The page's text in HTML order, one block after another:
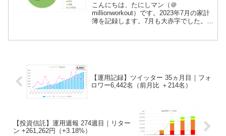
こんにちは、たにしマン（＠
millionworkout）です。2023年7月の家計
簿を記録します。7月も大赤字でした。ふ
【運用記録】ツイッター 35ヵ月目｜フォ
ロワー6,442名（前月比 ＋214名）
【投資信託】運用週報 274週目｜リター
ン +261,262円（+3.18%）